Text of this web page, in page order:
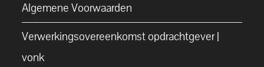
Algemene Voorwaarden
Verwerkingsovereenkomst opdrachtgever |
vonk